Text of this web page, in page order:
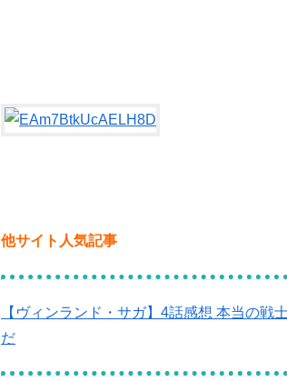
★【ワートリ】2周目も全員でやる隊と
他サイト人気記事
【ヴィンランド・サガ】4話感想 本当の
だ